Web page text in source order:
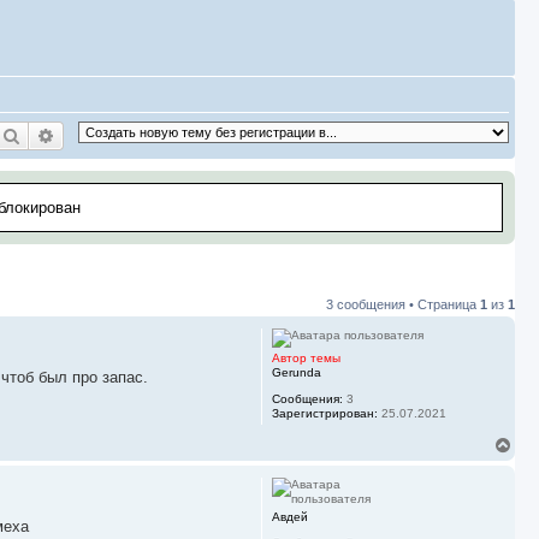
Поиск Расширенный поиск
3 сообщения • Страница 1 из 1
Автор темы
Gerunda
Сообщения: 3
Зарегистрирован: 25.07.2021
был про запас.
Авдей